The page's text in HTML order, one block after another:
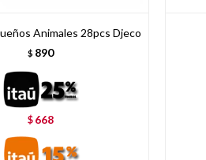
Animales 28pcs Djeco
$ 890
$ 668